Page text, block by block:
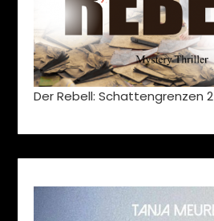
Der Rebell: Schattengrenzen 2